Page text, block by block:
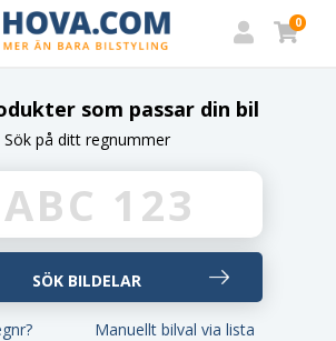
0
som passar din bil
Sök på ditt regnummer
Manuellt bilval via lista